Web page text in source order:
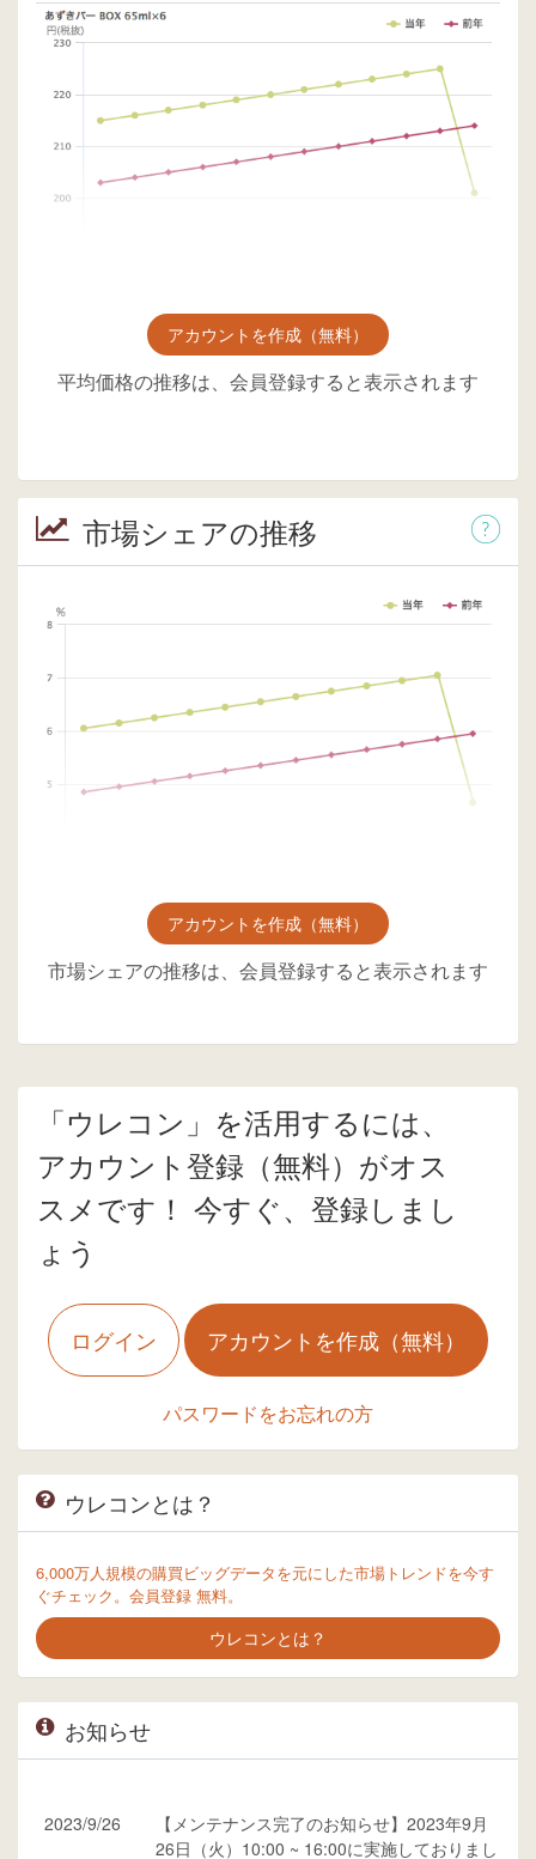
アカウントを作成（無料）
平均価格の推移は、会員登録すると表示されます
市場シェアの推移
アカウントを作成（無料）
市場シェアの推移は、会員登録すると表示されます
「ウレコン」を活用するには、
アカウント登録（無料）がオス
スメです！ 今すぐ、登録しまし
ょう
ログイン アカウントを作成（無料）
パスワードをお忘れの方
ウレコンとは？
6,000万人規模の購買ビッグデータを元にした市場トレンドを今す
ぐチェック。会員登録 無料。
ウレコンとは？
お知らせ
2023/9/26
【メンテナンス完了のお知らせ】2023年9月
26日（火）10:00 ~ 16:00に実施しておりまし